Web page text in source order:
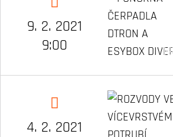
9. 2. 2021
9:00
4. 2. 2021